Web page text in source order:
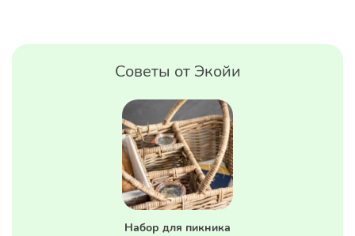
Советы от Экойи
Набор для пикника